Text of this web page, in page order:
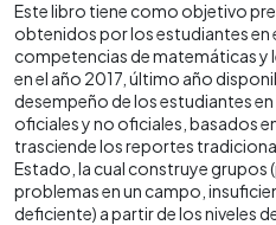
Este libro tiene como objetivo
obtenidos por los estudiantes en
competencias de matemáticas y
en el año 2017, último año
desempeño de los estudiantes
oficiales y no oficiales, basados
trasciende los reportes
Estado, la cual construye grupos
problemas en un campo,
deficiente) a partir de los niveles